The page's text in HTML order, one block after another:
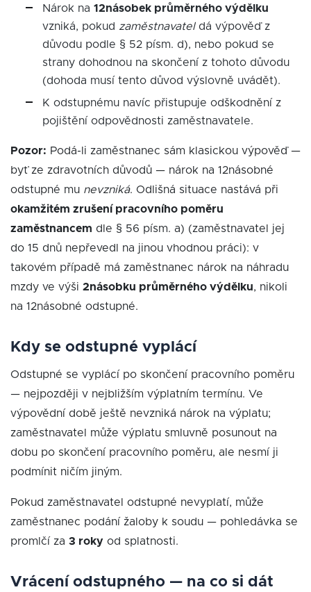
Nárok na 12násobek průměrného výdělku
vzniká, pokud zaměstnavateldá výpověď z
důvodu podle § 52 písm. d), nebo pokud se
strany dohodnou na skončení z tohoto důvodu
(dohoda musí tento důvod výslovně uvádět).
K odstupnému navíc přistupuje odškodnění z
pojištění odpovědnosti zaměstnavatele.
Pozor: Podá-li zaměstnanec sám klasickou výpověď —
byť ze zdravotních důvodů — nárok na 12násobné
odstupné mu nevzniká. Odlišná situace nastává při
okamžitém zrušení pracovního poměru
zaměstnancem dle § 56 písm. a) (zaměstnavatel jej
do 15 dnů nepřevedl na jinou vhodnou práci): v
takovém případě má zaměstnanec nárok na náhradu
mzdy ve výši 2násobku průměrného výdělku, nikoli
na 12násobné odstupné.
Kdy se odstupné vyplácí
Odstupné se vyplácí po skončení pracovního poměru
— nejpozději v nejbližším výplatním termínu. Ve
výpovědní době ještě nevzniká nárok na výplatu;
zaměstnavatel může výplatu smluvně posunout na
dobu po skončení pracovního poměru, ale nesmí ji
podmínit ničím jiným.
Pokud zaměstnavatel odstupné nevyplatí, může
zaměstnanec podání žaloby k soudu — pohledávka se
promlčí za 3 roky od splatnosti.
Vrácení odstupného — na co si dát